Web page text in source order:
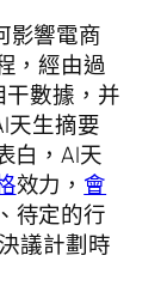
影響電商
，經由過
干數據，并
天生摘要
白，AI天
效力，會
待定的行
議計劃時